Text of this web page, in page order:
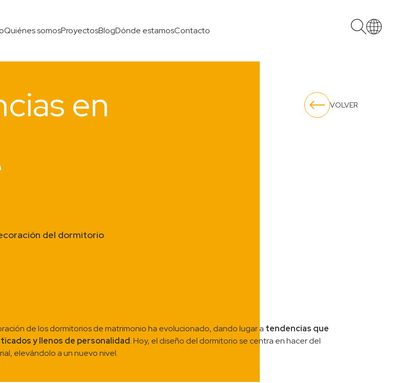
Quiénes somosProyectosBlogDónde estamosContacto
en
del dormitorio
VOLVER
de los dormitorios de matrimonio ha evolucionado, dando lugar a tendencias que
y llenos de personalidad. Hoy, el diseño del dormitorio se centra en hacer del
elevándolo a un nuevo nivel.